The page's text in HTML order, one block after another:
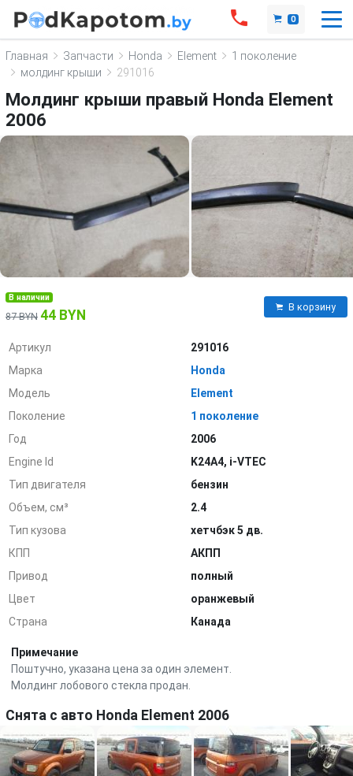
0
Главная Запчасти Honda Element
1 поколение
молдинг крыши
291016
Молдинг крыши правый Honda Element
2006
В наличии
87 BYN 44 BYN
В корзину
Артикул
291016
Марка
Honda
Модель
Element
Поколение
1 поколение
Год
2006
Engine Id
K24A4, i-VTEC
Тип двигателя
бензин
Объем, см³
2.4
Тип кузова
хетчбэк 5 дв.
КПП
АКПП
Привод
полный
Цвет
оранжевый
Страна
Канада
Примечание
Поштучно, указана цена за один элемент.
Молдинг лобового стекла продан.
Снята с авто Honda Element 2006